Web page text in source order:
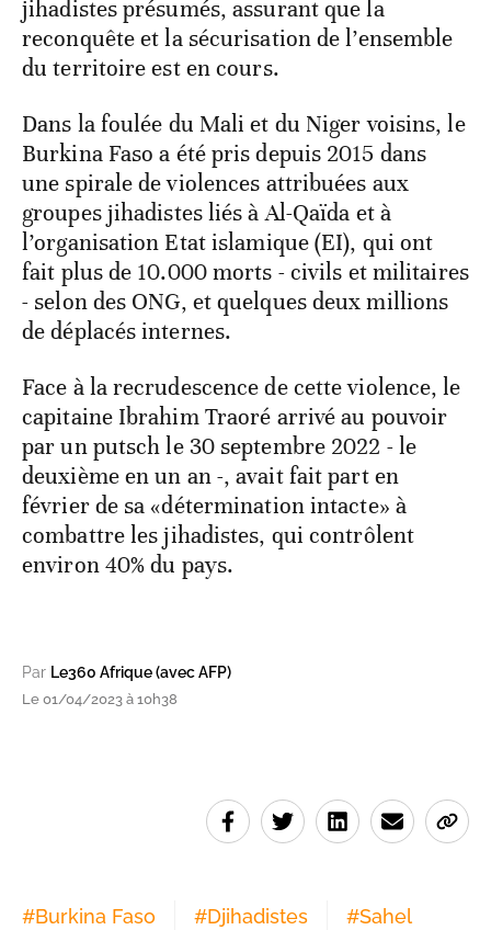
jihadistes présumés, assurant que la
reconquête et la sécurisation de l’ensemble
du territoire est en cours.
Dans la foulée du Mali et du Niger voisins, le
Burkina Faso a été pris depuis 2015 dans
une spirale de violences attribuées aux
groupes jihadistes liés à Al-Qaïda et à
l’organisation Etat islamique (EI), qui ont
fait plus de 10.000 morts - civils et militaires
- selon des ONG, et quelques deux millions
de déplacés internes.
Face à la recrudescence de cette violence, le
capitaine Ibrahim Traoré arrivé au pouvoir
par un putsch le 30 septembre 2022 - le
deuxième en un an -, avait fait part en
février de sa «détermination intacte» à
combattre les jihadistes, qui contrôlent
environ 40% du pays.
Par Le360 Afrique (avec AFP)
Le 01/04/2023 à 10h38
#Burkina Faso #Djihadistes #Sahel